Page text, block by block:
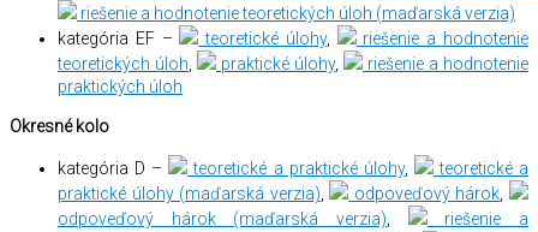
riešenie a hodnotenie teoretických úloh (maďarská verzia)
kategória EF –
teoretické úlohy,
riešenie a hodnotenie
teoretických úloh
praktické úlohy,
riešenie a hodnotenie
praktických úloh
Okresné kolo
kategória D – teoretické a praktické úlohy,
teoretické a
praktické úlohy (maďarská verzia)
odpoveďový hárok
odpoveďový hárok (maďarská verzia)
riešenie a